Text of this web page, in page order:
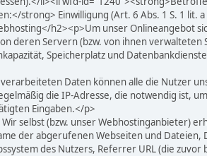
strong> Einwilligung (Art. 6 Abs. 1 S. 1 lit.
h2><p>Um unser Onlineangebot
deren Servern (bzw. von ihnen
Speicherplatz und
Daten können alle die Nutzer
die IP-Adresse, die notwendig ist,
Eingaben.</p>
selbst (bzw. unser Webhostinganbieter)
der abgerufenen Webseiten und
des Nutzers, Referrer URL (die zuvor